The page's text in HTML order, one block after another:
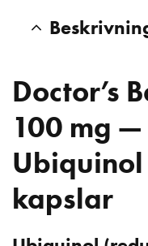
Doctor’s
100 mg
kapslar